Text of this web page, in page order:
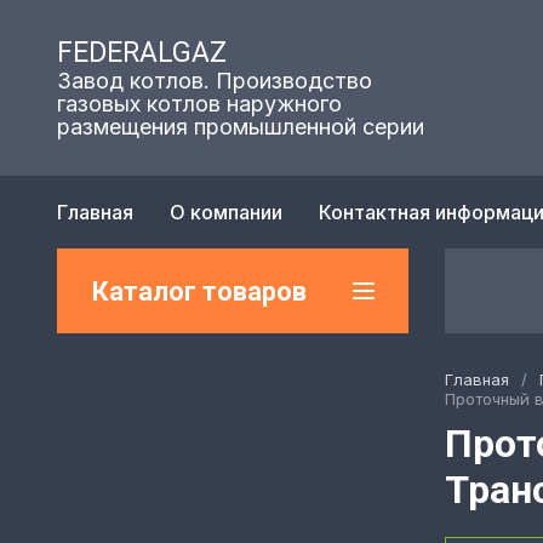
FEDERALGAZ
Завод котлов. Производство
газовых котлов наружного
размещения промышленной серии
Главная О компании Контактная
Каталог товаров
Главная /
Проточный